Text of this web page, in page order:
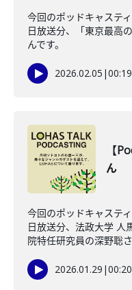
今回のポッドキャステ
日放送分、「東京最高
んです。
2026.02.05 |
【
ん
今回のポッドキャステ
日放送分、法政大学 人
院特任研究員の深野聡さ
2026.01.29 |